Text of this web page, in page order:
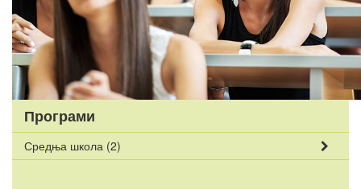
Програми
Средња школа (2)